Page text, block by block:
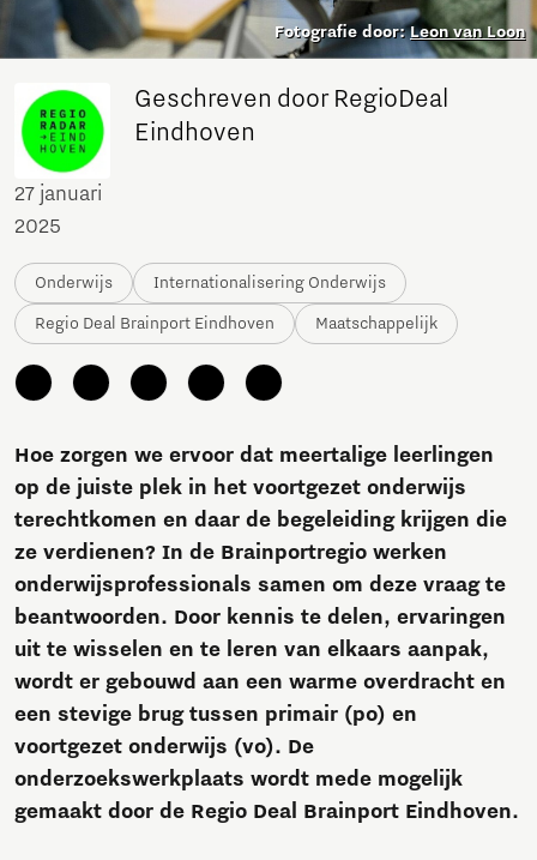
Fotografie door:Leon van Loon
Geschreven door RegioDeal
Eindhoven
27 januari
2025
Onderwijs Internationalisering Onderwijs
Regio Deal Brainport Eindhoven Maatschappelijk
Hoe zorgen we ervoor dat meertalige leerlingen
op de juiste plek in het voortgezet onderwijs
terechtkomen en daar de begeleiding krijgen die
ze verdienen? In de Brainportregio werken
onderwijsprofessionals samen om deze vraag te
beantwoorden. Door kennis te delen, ervaringen
uit te wisselen en te leren van elkaars aanpak,
wordt er gebouwd aan een warme overdracht en
een stevige brug tussen primair (po) en
voortgezet onderwijs (vo). De
onderzoekswerkplaats wordt mede mogelijk
gemaakt door de Regio Deal Brainport Eindhoven.